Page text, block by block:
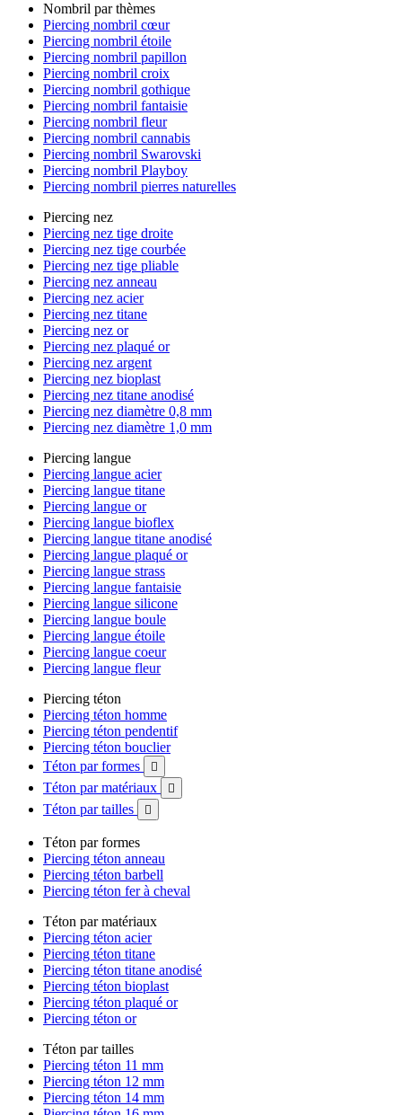
Nombril par thèmes
Piercing nombril cœur
Piercing nombril étoile
Piercing nombril papillon
Piercing nombril croix
Piercing nombril gothique
Piercing nombril fantaisie
Piercing nombril fleur
Piercing nombril cannabis
Piercing nombril Swarovski
Piercing nombril Playboy
Piercing nombril pierres naturelles
Piercing nez
Piercing nez tige droite
Piercing nez tige courbée
Piercing nez tige pliable
Piercing nez anneau
Piercing nez acier
Piercing nez titane
Piercing nez or
Piercing nez plaqué or
Piercing nez argent
Piercing nez bioplast
Piercing nez titane anodisé
Piercing nez diamètre 0,8 mm
Piercing nez diamètre 1,0 mm
Piercing langue
Piercing langue acier
Piercing langue titane
Piercing langue or
Piercing langue bioflex
Piercing langue titane anodisé
Piercing langue plaqué or
Piercing langue strass
Piercing langue fantaisie
Piercing langue silicone
Piercing langue boule
Piercing langue étoile
Piercing langue coeur
Piercing langue fleur
Piercing téton
Piercing téton homme
Piercing téton pendentif
Piercing téton bouclier
Téton par formes

Téton par matériaux 
Téton par tailles 
Téton par formes
Piercing téton anneau
Piercing téton barbell
Piercing téton fer à cheval
Téton par matériaux
Piercing téton acier
Piercing téton titane
Piercing téton titane anodisé
Piercing téton bioplast
Piercing téton plaqué or
Piercing téton or
Téton par tailles
Piercing téton 11 mm
Piercing téton 12 mm
Piercing téton 14 mm